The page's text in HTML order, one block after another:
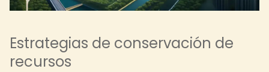
Estrategias de conservación de
recursos